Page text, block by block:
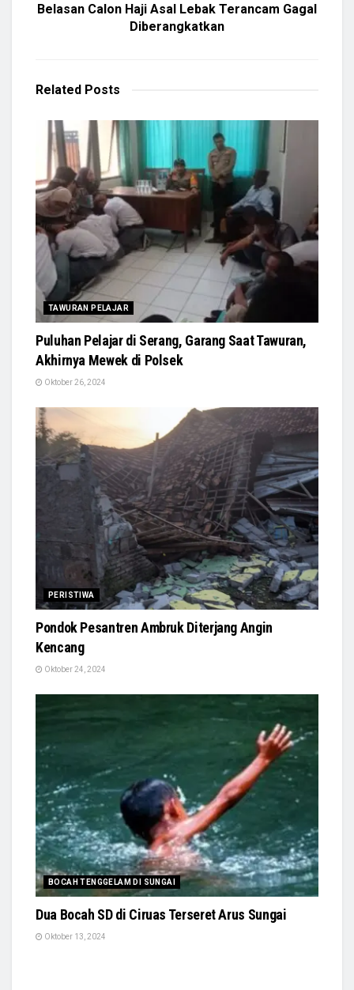
Belasan Calon Haji Asal Lebak Terancam Gagal
Diberangkatkan
Related Posts
TAWURAN PELAJAR
Puluhan Pelajar di Serang, Garang Saat Tawuran,
Akhirnya Mewek di Polsek
Oktober 26, 2024
PERISTIWA
Pondok Pesantren Ambruk Diterjang Angin
Kencang
Oktober 24, 2024
BOCAH TENGGELAM DI SUNGAI
Dua Bocah SD di Ciruas Terseret Arus Sungai
Oktober 13, 2024